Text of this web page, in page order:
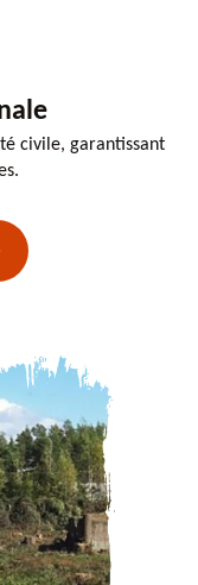
civile, garantissant